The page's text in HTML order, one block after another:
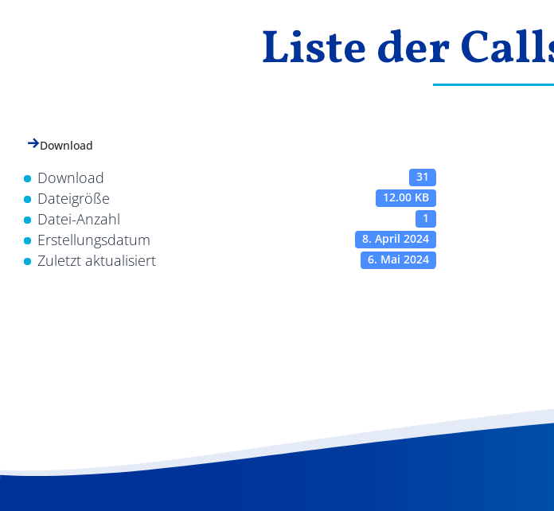
Liste der
Download
Download 31
Dateigröße 12.00 KB
Datei-Anzahl 1
Erstellungsdatum 8. April 2024
Zuletzt aktualisiert 6. Mai 2024